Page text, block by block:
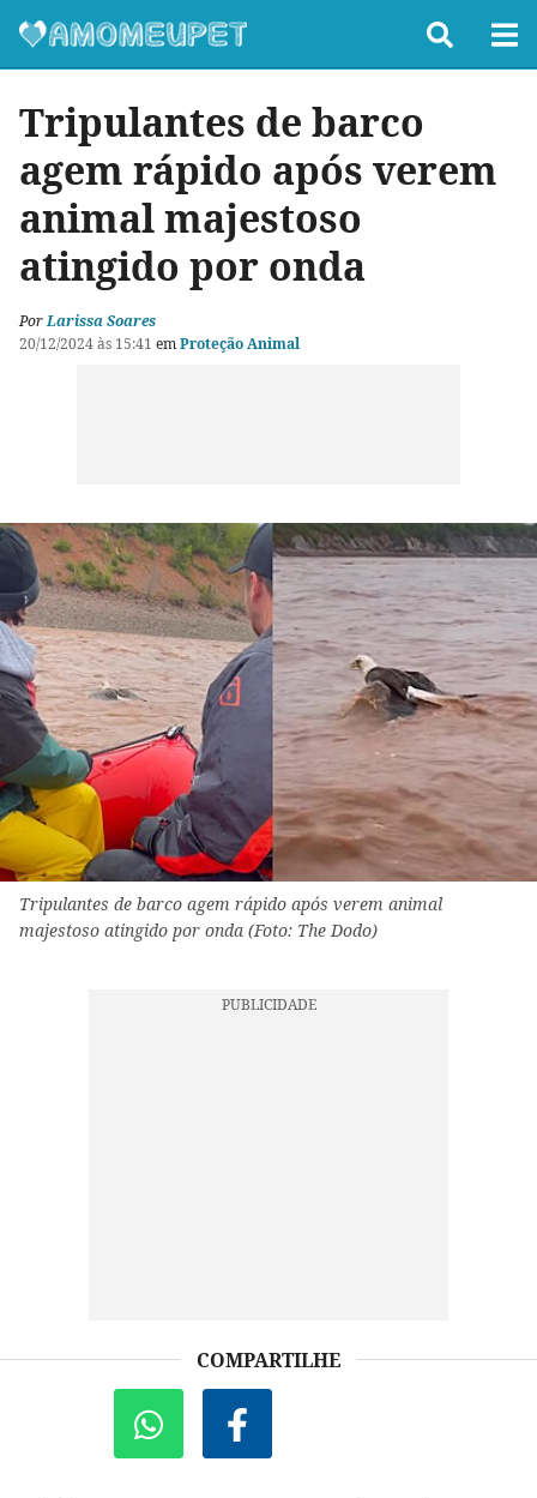
Tripulantes de barco
agem rápido após verem
animal majestoso
atingido por onda
PorLarissa Soares
20/12/2024 às 15:41 emProteção Animal
Tripulantes de barco agem rápido após verem animal
majestoso atingido por onda (Foto: The Dodo)
COMPARTILHE